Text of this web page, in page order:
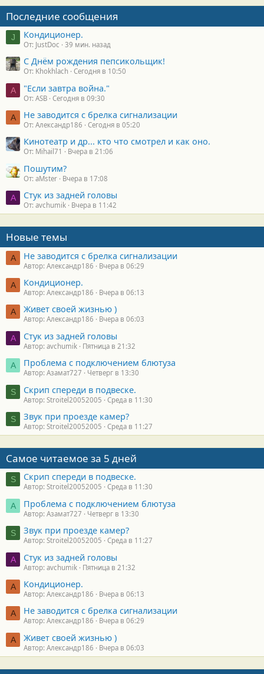
т
и
:
Последние сообщения
J Кондиционер.
От: JustDoc 39 мин. назад
С Днём рождения пепсикольщик!
От: Khokhlach Сегодня в 10:50
A "Если завтра война."
От: ASB Сегодня в 09:30
А Не заводится с брелка сигнализации
От: Александр186 Сегодня в 05:20
Кинотеатр и др... кто что смотрел и как оно.
От: Mihail71 Вчера в 21:06
Пошутим?
От: aMster Вчера в 17:08
A Стук из задней головы
От: avchumik Вчера в 11:42
Новые темы
А Не заводится с брелка сигнализации
Автор: Александр186 Вчера в 06:29
А Кондиционер.
Автор: Александр186 Вчера в 06:13
А Живет своей жизнью )
Автор: Александр186 Вчера в 06:03
A Стук из задней головы
Автор: avchumik Пятница в 21:32
А Проблема с подключением блютуза
Автор: Азамат727 Четверг в 13:30
S Скрип спереди в подвеске.
Автор: Stroitel20052005 Среда в 11:30
S Звук при проезде камер?
Автор: Stroitel20052005 Среда в 11:27
Самое читаемое за 5 дней
S Скрип спереди в подвеске.
Автор: Stroitel20052005 Среда в 11:30
А Проблема с подключением блютуза
Автор: Азамат727 Четверг в 13:30
S Звук при проезде камер?
Автор: Stroitel20052005 Среда в 11:27
A Стук из задней головы
Автор: avchumik Пятница в 21:32
А Кондиционер.
Автор: Александр186 Вчера в 06:13
А Не заводится с брелка сигнализации
Автор: Александр186 Вчера в 06:29
А Живет своей жизнью )
Автор: Александр186 Вчера в 06:03